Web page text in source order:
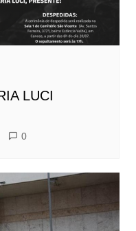
LUCI
0